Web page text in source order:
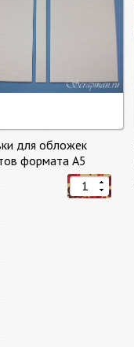
для обложек
формата А5